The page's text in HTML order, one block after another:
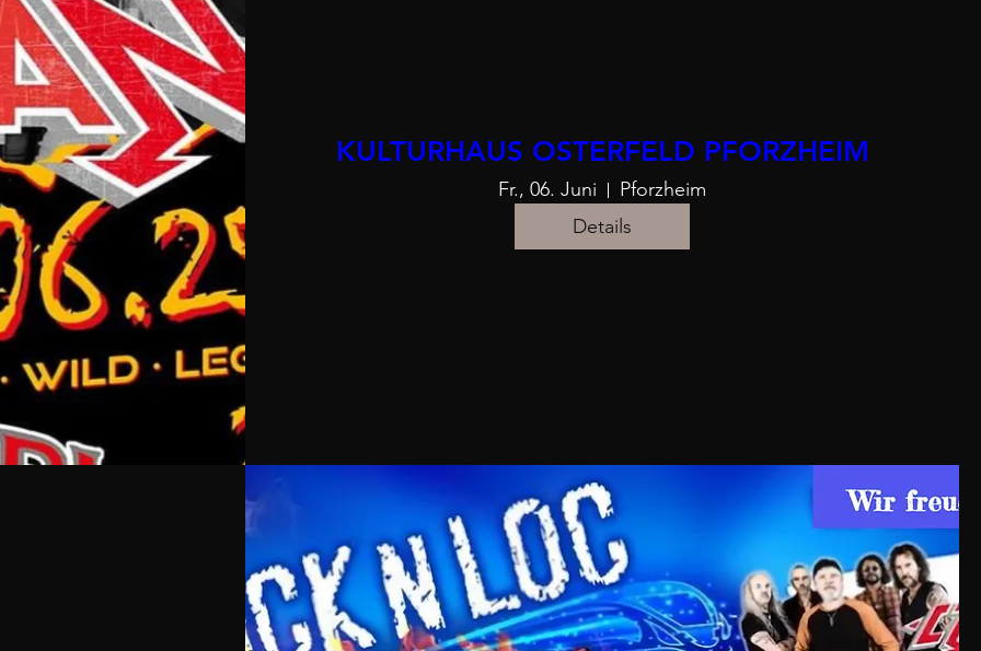
KULTURHAUS OSTERFELD PFORZHEIM
Fr., 06. Juni
Pforzheim
Details